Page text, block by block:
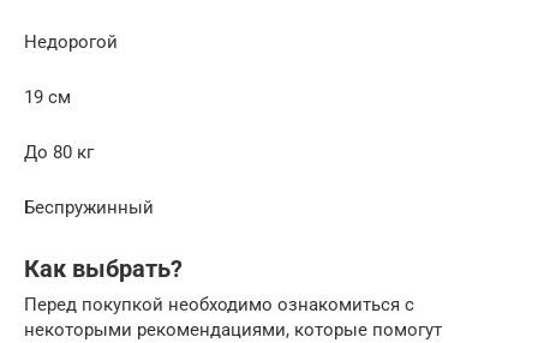
Недорогой
19 см
До 80 кг
Беспружинный
Как выбрать?
Перед покупкой необходимо ознакомиться с
некоторыми рекомендациями, которые помогут